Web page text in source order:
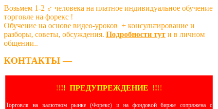
Возьмем 1-2 ‍♂️ человека на платное индивидуальное обучение
торговле на форекс !
Обучение на основе видео-уроков ️ + консультирование и
разборы, советы, обсуждения. Подробности тут и в личном
общении..
КОНТАКТЫ —
!!!! ПРЕДУПРЕЖДЕНИЕ !!!!
Торговля на валютном рынке (Форекс) и на фондовой бирже сопряжена с